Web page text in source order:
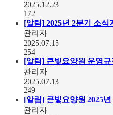
2025.12.23
172
[알림] 2025년 2분기 소
관리자
2025.07.15
254
[알림] 큰빛요양원 운영
관리자
2025.07.13
249
[알림] 큰빛요양원 2025
관리자